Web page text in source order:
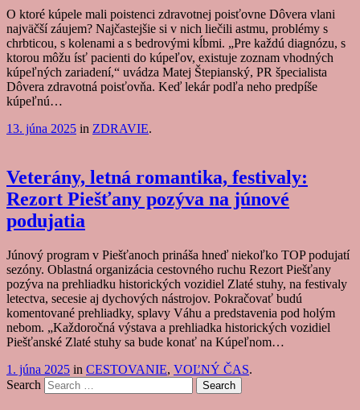
O ktoré kúpele mali poistenci zdravotnej poisťovne Dôvera vlani
najväčší záujem? Najčastejšie si v nich liečili astmu, problémy s
chrbticou, s kolenami a s bedrovými kĺbmi. „Pre každú diagnózu, s
ktorou môžu ísť pacienti do kúpeľov, existuje zoznam vhodných
kúpeľných zariadení,“ uvádza Matej Štepianský, PR špecialista
Dôvera zdravotná poisťovňa. Keď lekár podľa neho predpíše
kúpeľnú…
13. júna 2025 in ZDRAVIE.
Veterány, letná romantika, festivaly:
Rezort Piešťany pozýva na júnové
podujatia
Júnový program v Piešťanoch prináša hneď niekoľko TOP podujatí
sezóny. Oblastná organizácia cestovného ruchu Rezort Piešťany
pozýva na prehliadku historických vozidiel Zlaté stuhy, na festivaly
letectva, secesie aj dychových nástrojov. Pokračovať budú
komentované prehliadky, splavy Váhu a predstavenia pod holým
nebom. „Každoročná výstava a prehliadka historických vozidiel
Piešťanské Zlaté stuhy sa bude konať na Kúpeľnom…
1. júna 2025 in CESTOVANIE, VOĽNÝ ČAS.
Search